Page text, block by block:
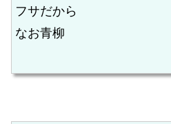
フサだから
なお青柳